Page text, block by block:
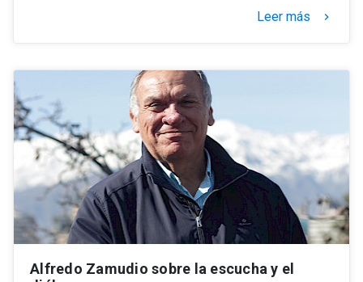
Leer más keyboard_arrow_right
Alfredo Zamudio sobre la escucha y el